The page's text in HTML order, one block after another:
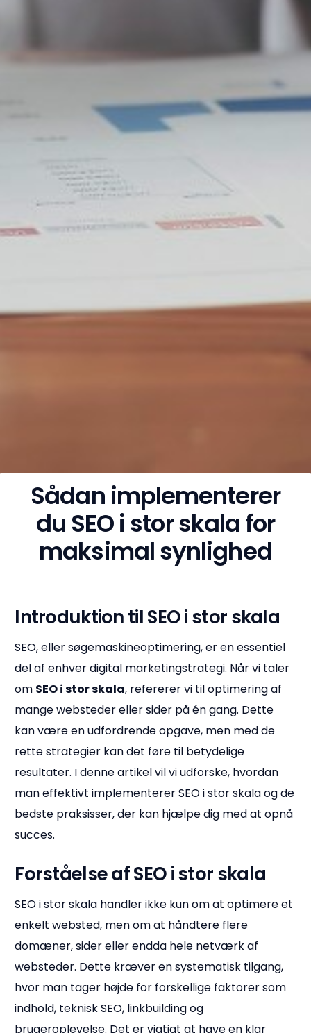
Sådan implementerer
du SEO i stor skala for
maksimal synlighed
Introduktion til SEO i stor skala
SEO, eller søgemaskineoptimering, er en essentiel
del af enhver digital marketingstrategi. Når vi taler
om SEO i stor skala, refererer vi til optimering af
mange websteder eller sider på én gang. Dette
kan være en udfordrende opgave, men med de
rette strategier kan det føre til betydelige
resultater. I denne artikel vil vi udforske, hvordan
man effektivt implementerer SEO i stor skala og de
bedste praksisser, der kan hjælpe dig med at opnå
succes.
Forståelse af SEO i stor skala
SEO i stor skala handler ikke kun om at optimere et
enkelt websted, men om at håndtere flere
domæner, sider eller endda hele netværk af
websteder. Dette kræver en systematisk tilgang,
hvor man tager højde for forskellige faktorer som
indhold, teknisk SEO, linkbuilding og
brugeroplevelse. Det er vigtigt at have en klar